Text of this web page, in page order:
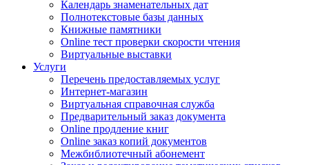
Календарь знаменательных дат
Полнотекстовые базы данных
Книжные памятники
Online тест проверки скорости чтения
Виртуальные выставки
Услуги
Перечень предоставляемых услуг
Интернет-магазин
Виртуальная справочная служба
Предварительный заказ документа
Online продление книг
Online заказ копий документов
Межбиблиотечный абонемент